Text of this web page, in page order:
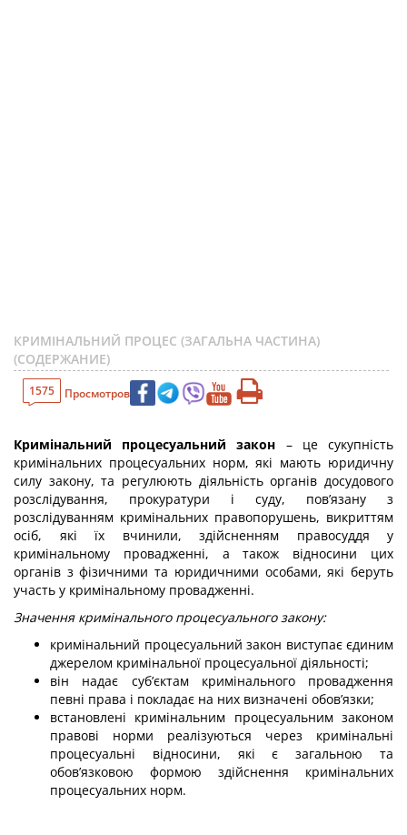
КРИМІНАЛЬНИЙ ПРОЦЕС (ЗАГАЛЬНА ЧАСТИНА)
(СОДЕРЖАНИЕ)
1575 Просмотров
Кримінальний процесуальний закон – це сукупність
кримінальних процесуальних норм, які мають юридичну
силу закону, та регулюють діяльність органів досудового
розслідування, прокуратури і суду, пов’язану з
розслідуванням кримінальних правопорушень, викриттям
осіб, які їх вчинили, здійсненням правосуддя у
кримінальному провадженні, а також відносини цих
органів з фізичними та юридичними особами, які беруть
участь у кримінальному провадженні.
Значення кримінального процесуального закону:
кримінальний процесуальний закон виступає єдиним
джерелом кримінальної процесуальної діяльності;
він надає суб’єктам кримінального провадження
певні права і покладає на них визначені обов’язки;
встановлені кримінальним процесуальним законом
правові норми реалізуються через кримінальні
процесуальні відносини, які є загальною та
обов’язковою формою здійснення кримінальних
процесуальних норм.